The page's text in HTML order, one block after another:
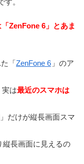
。
ZenFone 6」とあま
「ZenFone 6 」のア
実は最近のスマホは
だけが縦長画面スマ
縦長画面に見えるの